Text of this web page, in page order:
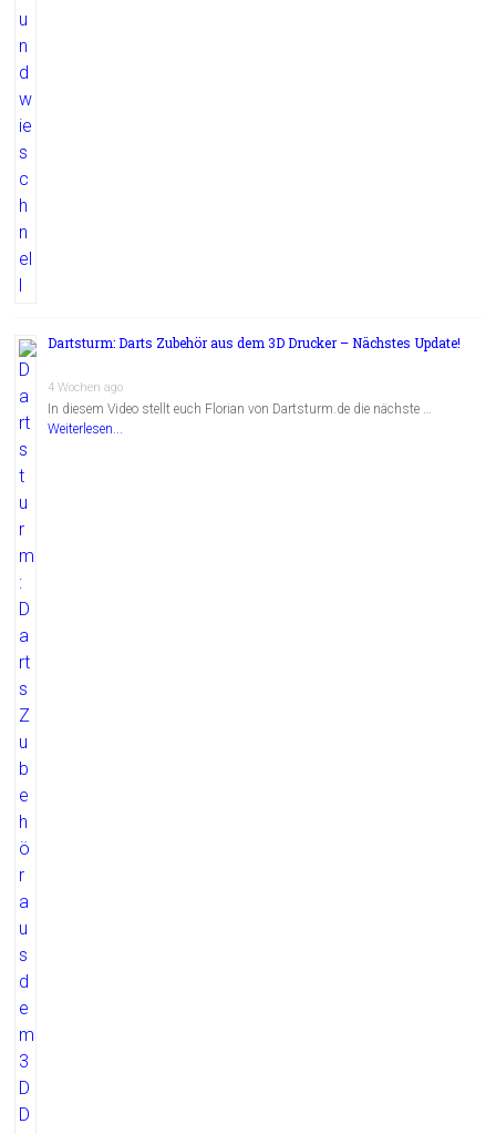
Dartsturm: Darts Zubehör aus dem 3D Drucker – Nächstes Update!
4 Wochen ago
In diesem Video stellt euch Florian von Dartsturm.de die nächste …
Weiterlesen...